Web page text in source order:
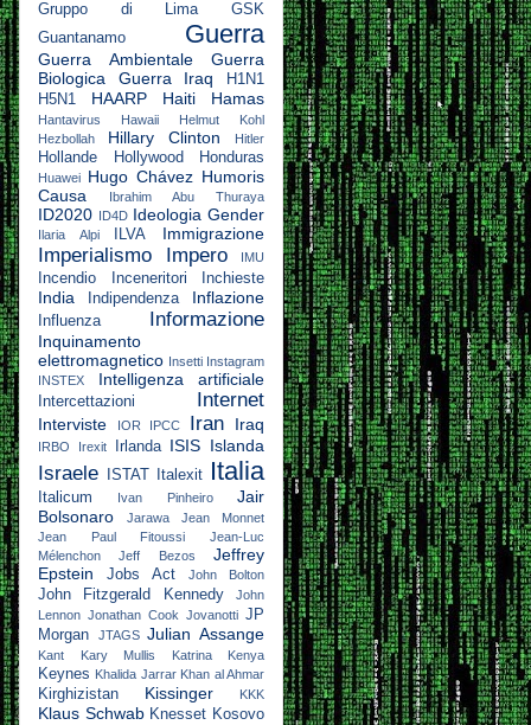
Gruppo di Lima
GSK
Guantanamo
Guerra
Guerra Ambientale
Guerra
Biologica
Guerra Iraq
H1N1
H5N1
HAARP Haiti Hamas
Hantavirus Hawaii
Helmut Kohl
Hezbollah
Hillary Clinton Hitler
Hollande Hollywood Honduras
Huawei Hugo Chávez Humoris
Causa
Ibrahim Abu Thuraya
ID2020 ID4D Ideologia Gender
Ilaria Alpi ILVA Immigrazione
Imperialismo Impero IMU
Incendio Inceneritori Inchieste
India Indipendenza Inflazione
Influenza Informazione
Inquinamento
elettromagnetico Insetti Instagram
INSTEX
Intelligenza artificiale
Intercettazioni Internet
Interviste IOR IPCC Iran Iraq
IRBO Irexit Irlanda ISIS Islanda
Israele ISTAT Italexit Italia
Italicum Ivan Pinheiro
Jair
Bolsonaro
Jarawa
Jean Monnet
Jean Paul Fitoussi
Jean-Luc
Mélenchon
Jeff Bezos
Jeffrey
Epstein
Jobs Act John Bolton
John Fitzgerald Kennedy
John
Lennon Jonathan Cook Jovanotti JP
Morgan
JTAGS Julian Assange
Kant Kary Mullis Katrina Kenya
Keynes Khalida Jarrar Khan al Ahmar
Kirghizistan Kissinger KKK
Klaus Schwab Knesset Kosovo